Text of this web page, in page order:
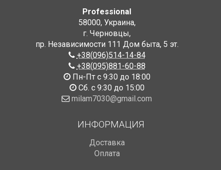
Professional
58000, Украина,
г. Черновцы,
пр. Независимости 111 Дом быта, 5 эт.
+38(096)514-14-84
+38(095)881-60-88
Пн-Пт с 9:30 до 18:00
Сб. с 9:30 до 15:00
milam7030@gmail.com
ИНФОРМАЦИЯ
Доставка
Оплата